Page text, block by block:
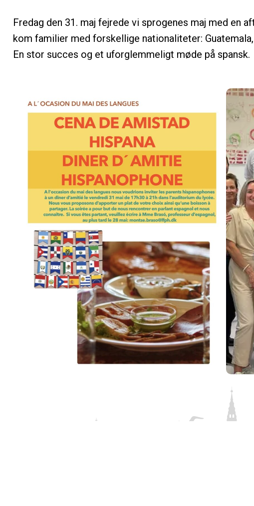
Fredag den 31. maj fejrede vi sprogenes maj med en
kom familier med forskellige nationaliteter:
En stor succes og et uforglemmeligt møde på spansk.